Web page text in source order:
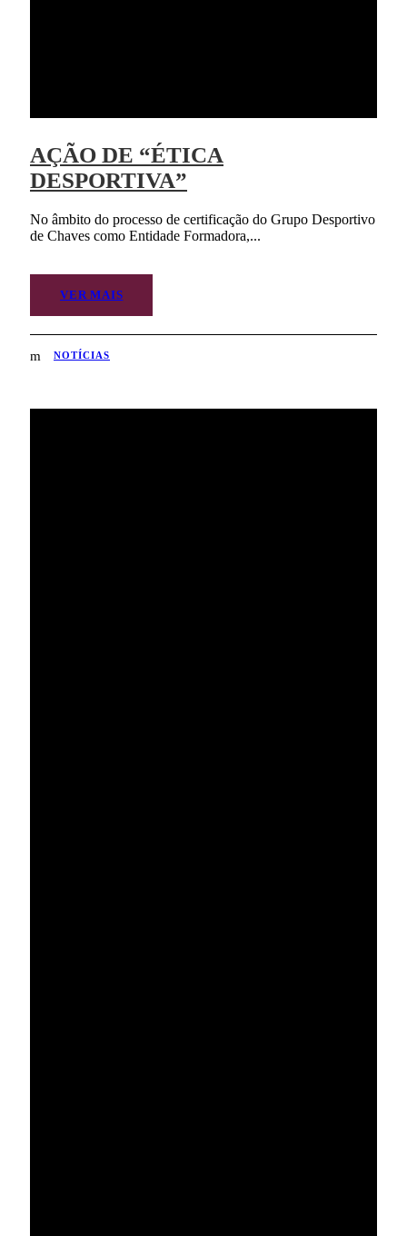
AÇÃO DE “ÉTICA
DESPORTIVA”
No âmbito do processo de certificação do Grupo Desportivo
de Chaves como Entidade Formadora,...
VER MAIS
NOTÍCIAS